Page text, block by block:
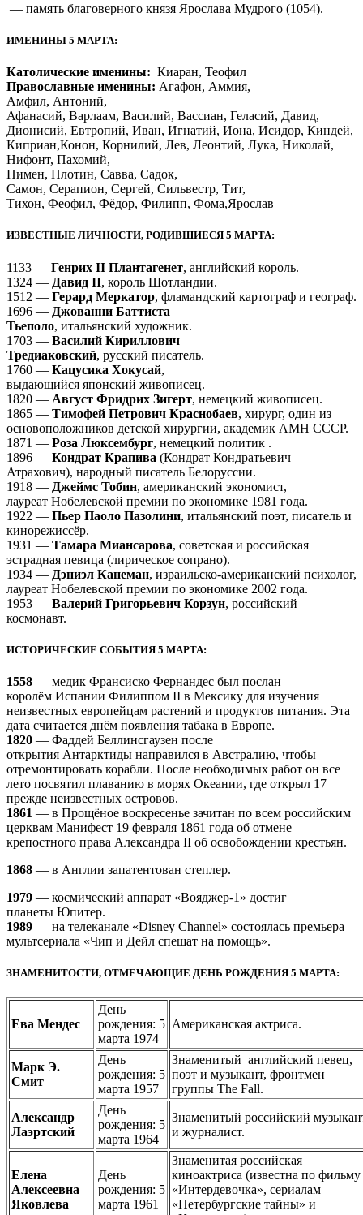
— память благоверного князя Ярослава Мудрого (1054).
ИМЕНИНЫ 5 МАРТА:
Католические именины: Киаран, Теофил
Православные именины: Агафон, Аммия,
Амфил, Антоний,
Афанасий, Варлаам, Василий, Вассиан, Геласий, Давид,
Дионисий, Евтропий, Иван, Игнатий, Иона, Исидор, Киндей,
Киприан,Конон, Корнилий, Лев, Леонтий, Лука, Николай,
Нифонт, Пахомий,
Пимен, Плотин, Савва, Садок,
Самон, Серапион, Сергей, Сильвестр, Тит,
Тихон, Феофил, Фёдор, Филипп, Фома,Ярослав
ИЗВЕСТНЫЕ ЛИЧНОСТИ, РОДИВШИЕСЯ 5 МАРТА:
1133 — Генрих II Плантагенет, английский король.
1324 — Давид II, король Шотландии.
1512 — Герард Меркатор, фламандский картограф и географ.
1696 — Джованни Баттиста
Тьеполо, итальянский художник.
1703 — Василий Кириллович
Тредиаковский, русский писатель.
1760 — Кацусика Хокусай,
выдающийся японский живописец.
1820 — Август Фридрих Зигерт, немецкий живописец.
1865 — Тимофей Петрович Краснобаев, хирург, один из
основоположников детской хирургии, академик АМН СССР.
1871 — Роза Люксембург, немецкий политик .
1896 — Кондрат Крапива (Кондрат Кондратьевич
Атрахович), народный писатель Белоруссии.
1918 — Джеймс Тобин, американский экономист,
лауреат Нобелевской премии по экономике 1981 года.
1922 — Пьер Паоло Пазолини, итальянский поэт, писатель и
кинорежиссёр.
1931 — Тамара Миансарова, советская и российская
эстрадная певица (лирическое сопрано).
1934 — Дэниэл Канеман, израильско-американский психолог,
лауреат Нобелевской премии по экономике 2002 года.
1953 — Валерий Григорьевич Корзун, российский
космонавт.
ИСТОРИЧЕСКИЕ СОБЫТИЯ 5 МАРТА:
1558 — медик Франсиско Фернандес был послан
королём Испании Филиппом II в Мексику для изучения
неизвестных европейцам растений и продуктов питания. Эта
дата считается днём появления табака в Европе.
1820 — Фаддей Беллинсгаузен после
открытия Антарктиды направился в Австралию, чтобы
отремонтировать корабли. После необходимых работ он все
лето посвятил плаванию в морях Океании, где открыл 17
прежде неизвестных островов.
1861 — в Прощёное воскресенье зачитан по всем российским
церквам Манифест 19 февраля 1861 года об отмене
крепостного права Александра II об освобождении крестьян.
1868 — в Англии запатентован степлер.
1979 — космический аппарат «Вояджер-1» достиг
планеты Юпитер.
1989 — на телеканале «Disney Channel» состоялась премьера
мультсериала «Чип и Дейл спешат на помощь».
ЗНАМЕНИТОСТИ, ОТМЕЧАЮЩИЕ ДЕНЬ РОЖДЕНИЯ 5 МАРТА:
Ева Мендес
День
рождения: 5
марта 1974
Американская актриса.
Марк Э.
Смит
День
рождения: 5
марта 1957
Знаменитый английский певец,
поэт и музыкант, фронтмен
группы The Fall.
Александр
Лаэртский
День
рождения: 5
марта 1964
Знаменитый российский
и журналист.
Елена
Алексеевна
Яковлева
День
рождения: 5
марта 1961
Знаменитая российская
киноактриса (известна по фильму
«Интердевочка», сериалам
«Петербургские тайны» и